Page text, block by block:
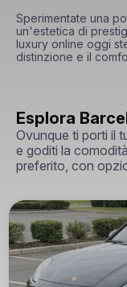
Sperimentate una
un'estetica di
luxury online oggi
distinzione e il
Esplora
Ovunque ti porti il
e goditi la
preferito, con